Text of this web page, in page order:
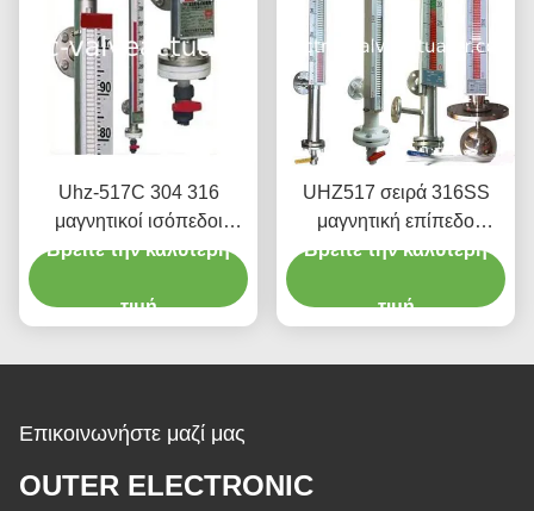
Uhz-517C 304 316
μαγνητικοί ισόπεδοι
μετρητές
Βρείτε την καλύτερη
τιμή
UHZ517 σειρά 316SS
μαγνητική επίπεδο
περιτυπώματα
χωρίς Blind περιοχή
Βρείτε την καλύτερη
τιμή
Επικοινωνήστε μαζί μας
OUTER ELECTRONIC